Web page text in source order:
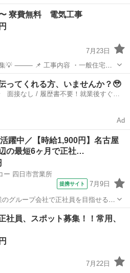
期間の定めあり 1年(原則更新/更新
件> 看護師資格または准看護師資格
日当20,000〜 寮費無料 電気工事
7月23日
宅・
化改修工事 ・監視カメラ改修工事
等 📍 勤務地 • 石川県 💰 給与 • 日当：20,00...
電気工事士
ってくれる方、いませんか？🥹
面接なし / 履歴書不要！就業後すぐに
Ad
躍中／【時給1,900円】名古屋
の最短6ヶ月で正社…
ー 四日市営業所
提携サイト 7月9日
グループ会社で正社員を目指せるお
理 起業、修繕などの検討・見積など
社員、スポット募集！！常用、
7月22日